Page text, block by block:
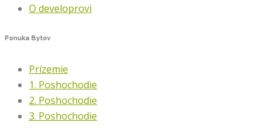
O developrovi
Ponuka Bytov
Prízemie
1. Poshochodie
2. Poshochodie
3. Poshochodie